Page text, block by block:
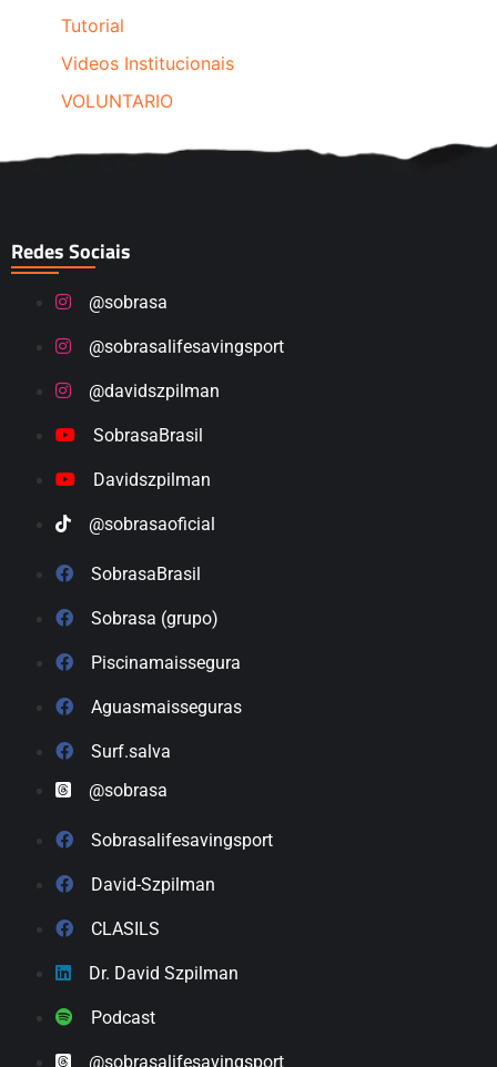
Tutorial
Videos Institucionais
VOLUNTARIO
Redes Sociais
@sobrasa
@sobrasalifesavingsport
@davidszpilman
SobrasaBrasil
Davidszpilman
@sobrasaoficial
SobrasaBrasil
Sobrasa (grupo)
Piscinamaissegura
Aguasmaisseguras
Surf.salva
@sobrasa
Sobrasalifesavingsport
David-Szpilman
CLASILS
Dr. David Szpilman
Podcast
@sobrasalifesavingsport